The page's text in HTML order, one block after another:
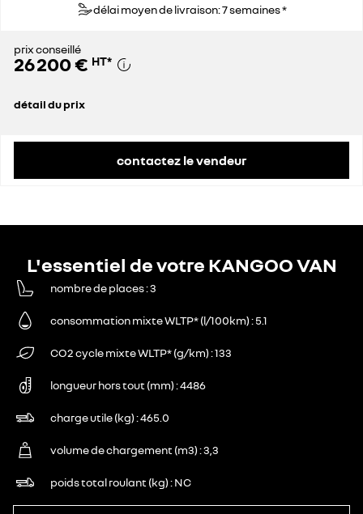
délai moyen de livraison: 7 semaines *
prix conseillé
26 200 € HT*
détail du prix
contactez le vendeur
L'essentiel de votre KANGOO VAN
nombre de places 3
consommation mixte WLTP* (l/100km) 5.1
CO2 cycle mixte WLTP* (g/km) 133
longueur hors tout (mm) 4486
charge utile (kg) 465.0
volume de chargement (m3) 3,3
poids total roulant (kg) NC